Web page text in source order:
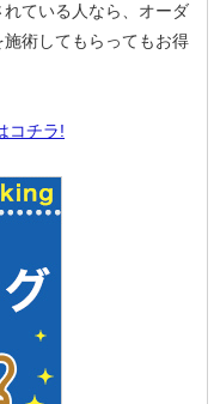
ている人なら、オーダ
術してもらってもお得
コチラ!